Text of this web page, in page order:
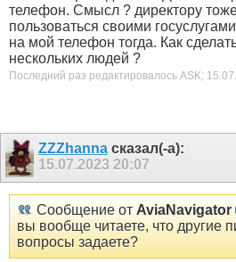
телефон. Смысл ? директору
пользоваться своими
на мой телефон тогда. Как
нескольких людей ?
Последний раз редактировалось ASK;
ZZZhannaсказал(-а):
15.07.2023 20:07
Сообщение от AviaNavigator
вы вообще читаете, что другие
вопросы задаете?